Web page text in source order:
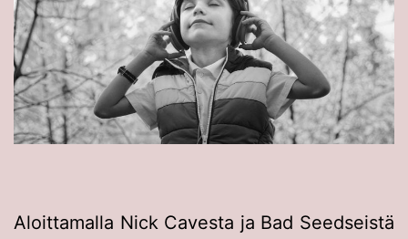
Aloittamalla Nick Cavesta ja Bad Seedseistä